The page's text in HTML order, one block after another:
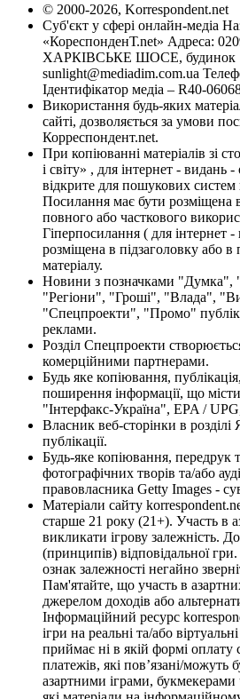
© 2000-2026, Korrespondent.net
Суб'єкт у сфері онлайн-медіа
«КореспонденТ.net» Адреса:
ХАРКІВСЬКЕ ШОСЕ, будинок
sunlight@mediadim.com.ua
Ідентифікатор медіа – R40-
Використання будь-яких
сайті, дозволяється за умови
Корреспондент.net.
При копіюванні матеріалів зі
і світу» , для інтернет - видань
відкрите для пошукових систем
Посилання має бути розміщена
повного або часткового
Гіперпосилання ( для інтернет
розміщена в підзаголовку або в
матеріалу.
Новини з позначками "Думка",
"Регіони", "Гроші", "Влада",
"Спецпроекти", "Промо"
реклами.
Розділ Спецпроекти
комерційними партнерами.
Будь яке копіювання,
поширення інформації, що
"Інтерфакс-Україна", EPA /
Власник веб-сторінки в
публікації.
Будь-яке копіювання, передрук
фотографічних творів та/або
правовласника Getty Images -
Матеріали сайту
старше 21 року (21+). Участь в
викликати ігрову залежність.
(принципів) відповідальної
ознак залежності негайно
Пам'ятайте, що участь в
джерелом доходів або
Інформаційний ресурс
ігри на реальні та/або
приймає ні в якій формі оплату
платежів, які пов’язані/можуть
азартними іграми, букмекерами